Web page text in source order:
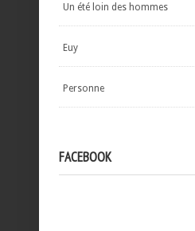
Un été loin des hommes
Euy
Personne
FACEBOOK